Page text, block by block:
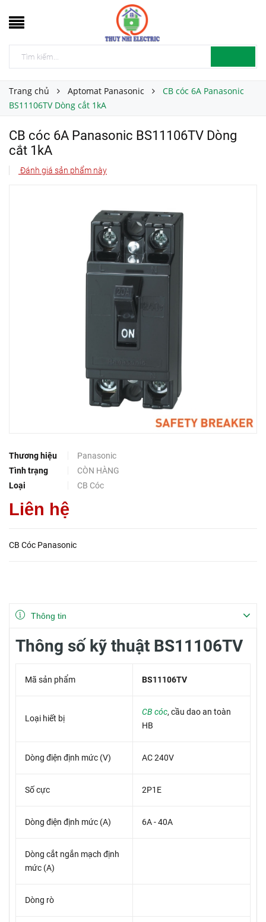
Trang chủ Aptomat Panasonic
CB cóc 6A Panasonic
BS11106TV Dòng cắt 1kA
CB cóc 6A Panasonic BS11106TV Dòng
cắt 1kA
Đánh giá sản phẩm này
Thương hiệu
Panasonic
Tình trạng
CÒN HÀNG
Loại
CB Cóc
Liên hệ
CB Cóc Panasonic
Thông tin
Thông số kỹ thuật BS11106TV
Mã sản phẩm BS11106TV
Loại hiết bị
CB cóc, cầu dao an toàn
HB
Dòng điện định mức (V) AC 240V
Số cực 2P1E
Dòng điện định mức (A) 6A - 40A
Dòng cắt ngắn mạch định
mức (A)
Dòng rò